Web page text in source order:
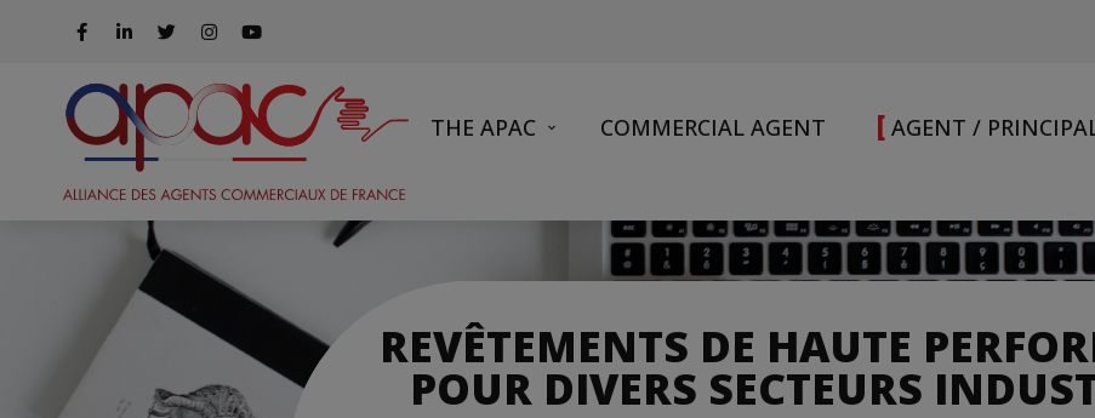
THE APAC COMMERCIAL AGENT [ AGENT /
REVÊTEMENTS DE HAUTE
POUR DIVERS SECTEURS